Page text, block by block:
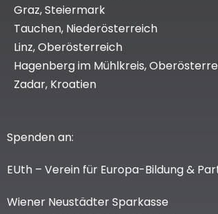
Graz, Steiermark
Tauchen, Niederösterreich
Linz, Oberösterreich
Hagenberg im Mühlkreis,
Zadar, Kroatien
Spenden an:
EUth – Verein für Europa-Bildung &
Wiener Neustädter Sparkasse